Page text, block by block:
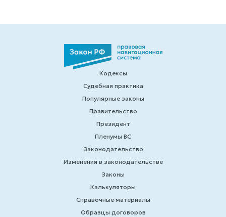
Кодексы
Судебная практика
Популярные законы
Правительство
Президент
Пленумы ВС
Законодательство
Изменения в законодательстве
Законы
Калькуляторы
Справочные материалы
Образцы договоров